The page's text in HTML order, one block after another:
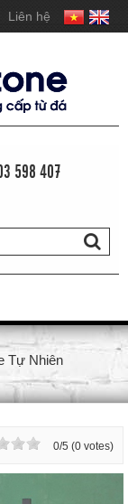
Liên hệ
598 407
Tự Nhiên
0/5 (0 votes)